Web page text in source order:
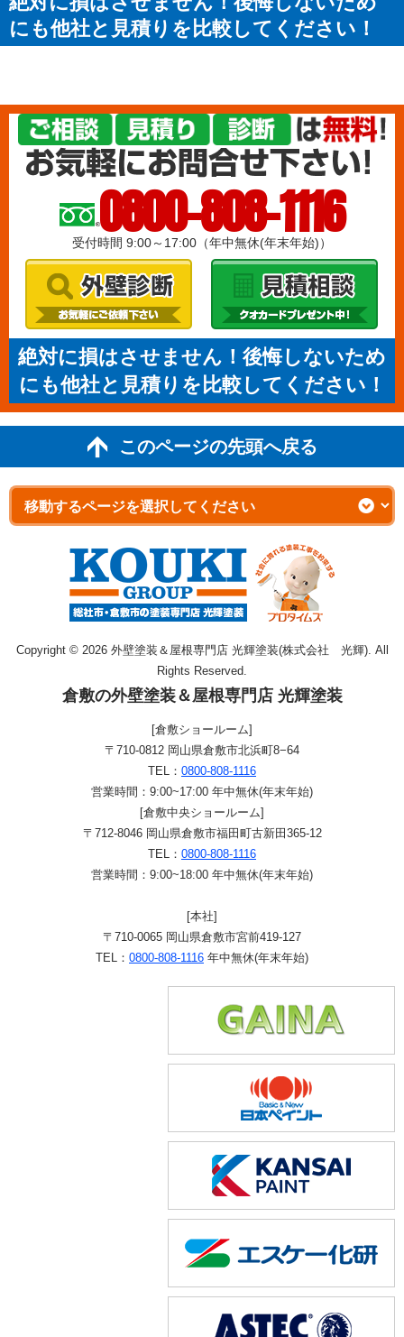
にも他社と見積りを比較してください！
0800-808-1116
受付時間 9:00～17:00（年中無休(年末年始)）
絶対に損はさせません！後悔しないため
にも他社と見積りを比較してください！
このページの先頭へ戻る
Copyright © 2026 外壁塗装＆屋根専門店 光輝塗装(株式会社 光輝). All
Rights Reserved.
倉敷の外壁塗装＆屋根専門店 光輝塗装
[倉敷ショールーム]
〒710-0812 岡山県倉敷市北浜町8−64
TEL： 0800-808-1116
営業時間：9:00~17:00 年中無休(年末年始)
[倉敷中央ショールーム]
〒712-8046 岡山県倉敷市福田町古新田365-12
TEL： 0800-808-1116
営業時間：9:00~18:00 年中無休(年末年始)
[本社]
〒710-0065 岡山県倉敷市宮前419-127
TEL： 0800-808-1116 年中無休(年末年始)